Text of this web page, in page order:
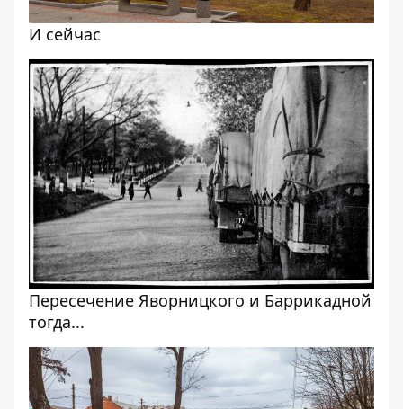
И сейчас
Пересечение Яворницкого и Баррикадной
тогда...